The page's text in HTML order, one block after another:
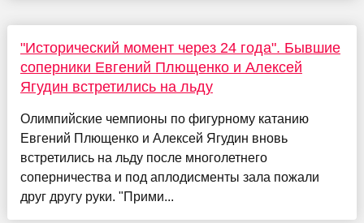
"Исторический момент через 24 года". Бывшие
соперники Евгений Плющенко и Алексей
Ягудин встретились на льду
Олимпийские чемпионы по фигурному катанию
Евгений Плющенко и Алексей Ягудин вновь
встретились на льду после многолетнего
соперничества и под аплодисменты зала пожали
друг другу руки. "Прими...